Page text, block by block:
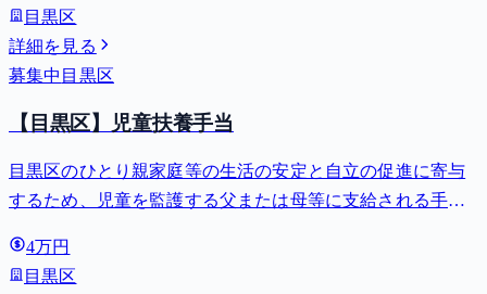
目黒区
詳細を見る
募集中 目黒区
【目黒区】児童扶養手当
目黒区のひとり親家庭等の生活の安定と自立の促進に寄与
するため、児童を監護する父または母等に支給される手
4万円
目黒区